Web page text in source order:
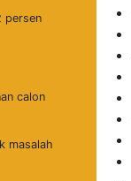
persen
calon
masalah